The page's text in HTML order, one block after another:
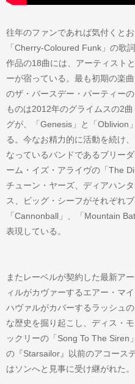
往年のファンであれば気付くと
「Cherry-Coloured Funk」の歌
作品の18曲には、アーティスト
ーが宿っている。最も初期の楽
のザ・バースデー・パーティー
ものは2012年のグライムスの2
グが、「Genesis」と「Oblivion
る。今なお精力的に活動を続け
なっているバンドであるブリー
ーム・イズ・アライヴの「The
チューン・ヤーズ、ディアハン
ス、ビッグ・シーフがそれぞれ
「Cannonball」、「Mountain
表現している。
またレーベルが契約した最新ア
ィルがカヴァーするエアー・マ
ハヴァルがカバーするラッシュ
な歴史を掘り起こし、ディス・
ックリーの「Song To The Siren
の『Starsailor』以前のアコース
はソンへと見事に受け継がれた。